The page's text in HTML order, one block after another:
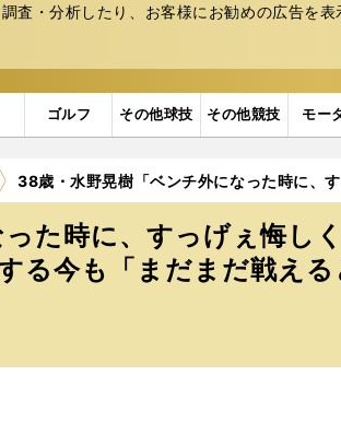
査・分析したり、お客様にお勧めの広告を
ゴルフ その他球技 その他競技 モー
38歳・水野晃樹「ベンチ外になった時に、
た時に、すっげぇ悔しく
る今も「まだまだ戦える